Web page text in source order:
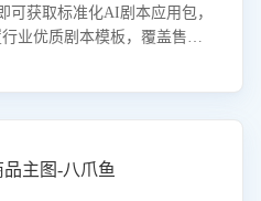
可获取标准化AI剧本应用包，
业优质剧本模板，覆盖售前
动智能客服训练
主图-八爪鱼